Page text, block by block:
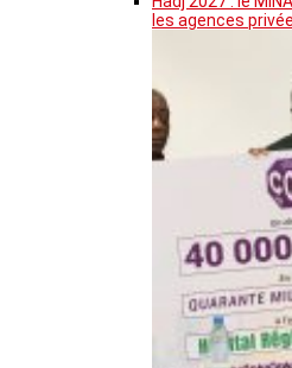
les agences